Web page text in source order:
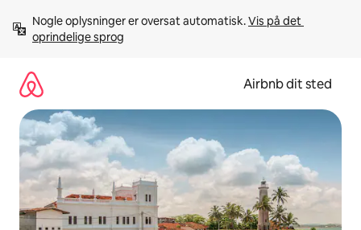
videre
Nogle oplysninger er oversat automatisk. Vis på det
oprindelige sprog
Airbnb dit sted